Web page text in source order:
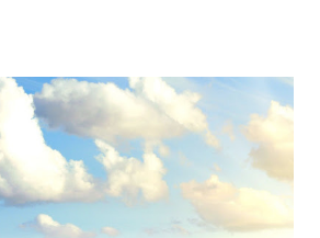
czerwone, błyszczące ściany
projektu : www.a-r-m.com.au
Po pierwszej inwestycji domu
na następną. Dom miejski stanął na
ją całą. Pierwsze skojarzenie